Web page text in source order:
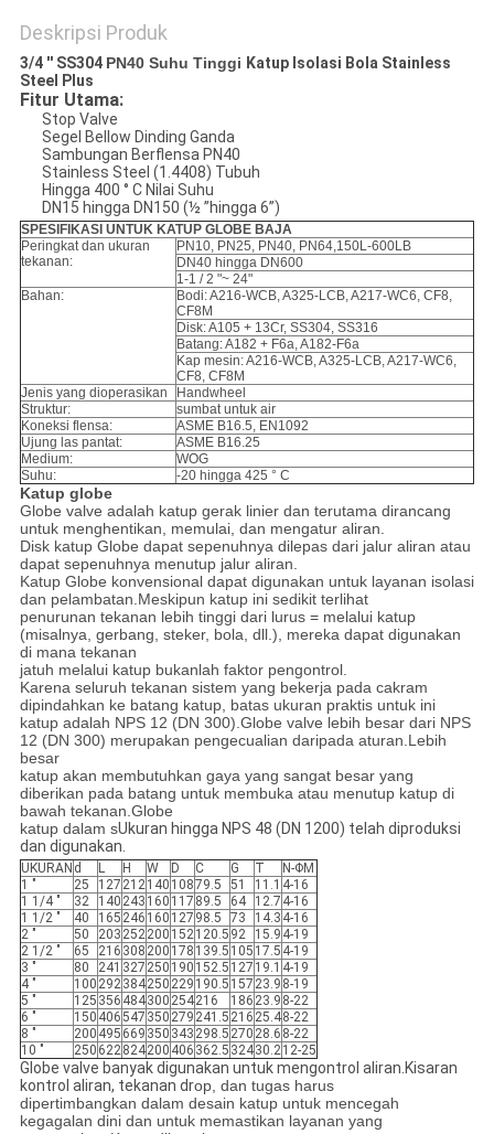
Deskripsi Produk
3/4 '' SS304 PN40 Suhu Tinggi Katup Isolasi Bola Stainless
Steel Plus
Fitur Utama:
Stop Valve
Segel Bellow Dinding Ganda
Sambungan Berflensa PN40
Stainless Steel (1.4408) Tubuh
Hingga 400 ° C Nilai Suhu
DN15 hingga DN150 (½ ”hingga 6”)
SPESIFIKASI UNTUK KATUP GLOBE BAJA
Peringkat dan ukuran
tekanan:
PN10, PN25, PN40, PN64,150L-600LB
DN40 hingga DN600
1-1 / 2 "~ 24"
Bahan:
Bodi: A216-WCB, A325-LCB, A217-WC6, CF8,
CF8M
Disk: A105 + 13Cr, SS304, SS316
Batang: A182 + F6a, A182-F6a
Kap mesin: A216-WCB, A325-LCB, A217-WC6,
CF8, CF8M
Jenis yang dioperasikan
Handwheel
Struktur:
sumbat untuk air
Koneksi flensa:
ASME B16.5, EN1092
Ujung las pantat:
ASME B16.25
Medium:
WOG
Suhu:
-20 hingga 425 ° C
Katup globe
Globe valve adalah katup gerak linier dan terutama dirancang
untuk menghentikan, memulai, dan mengatur aliran.
Disk katup Globe dapat sepenuhnya dilepas dari jalur aliran atau
dapat sepenuhnya menutup jalur aliran.
Katup Globe konvensional dapat digunakan untuk layanan isolasi
dan pelambatan.Meskipun katup ini sedikit terlihat
penurunan tekanan lebih tinggi dari lurus = melalui katup
(misalnya, gerbang, steker, bola, dll.), mereka dapat digunakan
di mana tekanan
jatuh melalui katup bukanlah faktor pengontrol.
Karena seluruh tekanan sistem yang bekerja pada cakram
dipindahkan ke batang katup, batas ukuran praktis untuk ini
katup adalah NPS 12 (DN 300).Globe valve lebih besar dari NPS
12 (DN 300) merupakan pengecualian daripada aturan.Lebih
besar
katup akan membutuhkan gaya yang sangat besar yang
diberikan pada batang untuk membuka atau menutup katup di
bawah tekanan.Globe
katup dalam sUkuran hingga NPS 48 (DN 1200) telah diproduksi
dan digunakan.
UKURAN d L H W D C G T
N-ΦM
1 "
25 127 212140 10879.5 51 11.1 4-16
1 1/4 "
32 140 243 160 117 89.5 64 12.7 4-16
1 1/2 "
40 165 246 160 127 98.5 73 14.3 4-16
2 "
50 203 252200 152120.5 92 15.9 4-19
2 1/2 "
65 216 308 200 178 139.5 105 17.5 4-19
3 "
80 241 327 250 190 152.5 127 19.1 4-19
4 "
100 292384250 229 190.5 157 23.9 8-19
5 "
125 356 484300 254216 186 23.9 8-22
6 "
150 406547 350 279 241.5 216 25.48-22
8 "
200 495 669 350 343 298.5 270 28.6 8-22
10 "
250 622824200 406 362.5 32430.212-25
Globe valve banyak digunakan untuk mengontrol aliran.Kisaran
kontrol aliran, tekanan drop, dan tugas harus
dipertimbangkan dalam desain katup untuk mencegah
kegagalan dini dan untuk memastikan layanan yang